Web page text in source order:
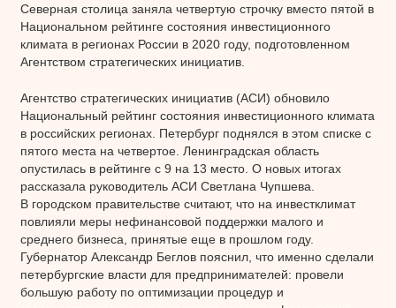
Северная столица заняла четвертую строчку вместо пятой в
Национальном рейтинге состояния инвестиционного
климата в регионах России в 2020 году, подготовленном
Агентством стратегических инициатив.
Агентство стратегических инициатив (АСИ) обновило
Национальный рейтинг состояния инвестиционного климата
в российских регионах. Петербург поднялся в этом списке с
пятого места на четвертое. Ленинградская область
опустилась в рейтинге с 9 на 13 место. О новых итогах
рассказала руководитель АСИ Светлана Чупшева.
В городском правительстве считают, что на инвестклимат
повлияли меры нефинансовой поддержки малого и
среднего бизнеса, принятые еще в прошлом году.
Губернатор Александр Беглов пояснил, что именно сделали
петербургские власти для предпринимателей: провели
большую работу по оптимизации процедур и